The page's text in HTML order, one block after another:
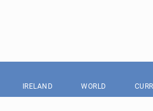
IRELAND WORLD